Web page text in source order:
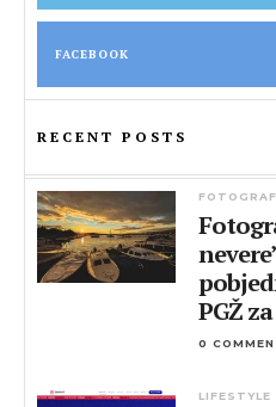
FACEBOOK
RECENT POSTS
PGŽ
0
LIFESTYLE